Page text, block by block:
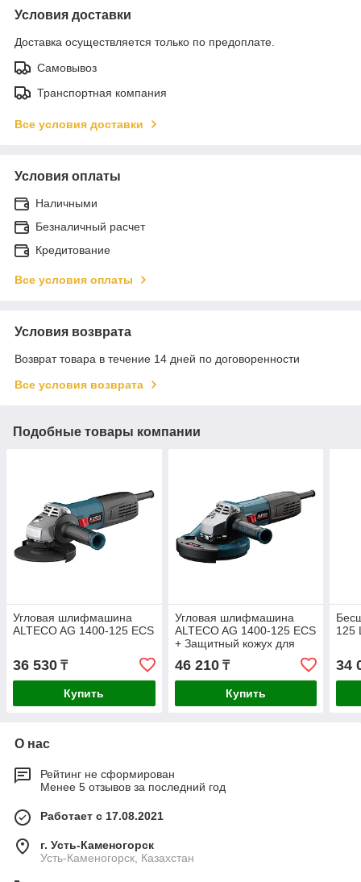
Условия доставки
Доставка осуществляется только по предоплате.
Самовывоз
Транспортная компания
Все условия доставки
Условия оплаты
Наличными
Безналичный расчет
Кредитование
Все условия оплаты
Условия возврата
Возврат товара в течение 14 дней по договоренности
Все условия возврата
Подобные товары компании
Угловая шлифмашина
ALTECO AG 1400-125 ECS
36 530 ₸
Купить
Угловая шлифмашина
ALTECO AG 1400-125 ECS
+ Защитный кожух для
пылеудаления ALTECO
ADE 125
46 210₸
Купить
125
34
О нас
Рейтинг не сформирован
Менее 5 отзывов за последний год
Работает с 17.08.2021
г. Усть-Каменогорск
Усть-Каменогорск, Казахстан